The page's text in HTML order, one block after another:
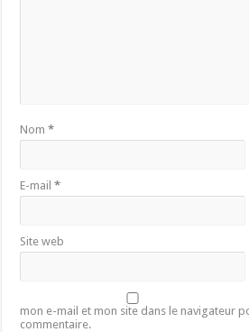
Nom*
E-mail*
Site web
mon e-mail et mon site dans le navigateur
commentaire.